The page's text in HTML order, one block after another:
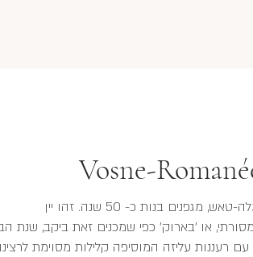
Vosne-
מונופול של היקב, כרם המרוחק כ- 50 מטר מלה-טאש, מגפנים בנות כ- 50 שנה. זהו יין
או 'בארוק' כפי שמכנים זאת ביקב, שנת
רעננות עליזה המוסיפה קלילות מסוימת